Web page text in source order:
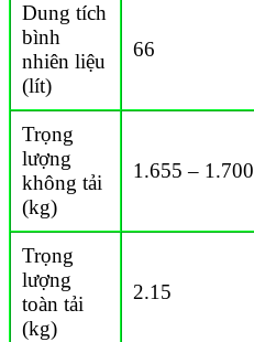
Dung tích
bình
nhiên liệu
(lít)
66
Trọng
lượng
không tải
(kg)
1.655 – 1.700
Trọng
lượng
toàn tải
(kg)
2.15